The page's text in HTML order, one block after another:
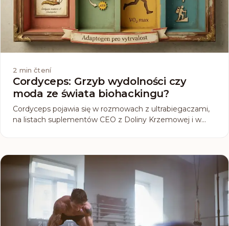
2 min čtení
Cordyceps: Grzyb wydolności czy
moda ze świata biohackingu?
Cordyceps pojawia się w rozmowach z ultrabiegaczami,
na listach suplementów CEO z Doliny Krzemowej i w